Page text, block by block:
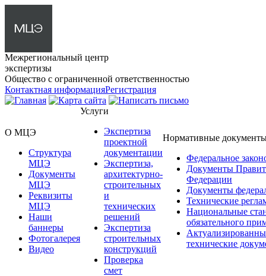
Межрегиональный центр
экспертизы
Общество с ограниченной ответственностью
Контактная информацияРегистрация
О МЦЭ
Структура
МЦЭ
Документы
МЦЭ
Реквизиты
МЦЭ
Наши
баннеры
Фотогалерея
Видео
Услуги
Экспертиза
проектной
документации
Экспертиза,
архитектурно-
строительных
и
технических
решений
Экспертиза
строительных
конструкций
Проверка
смет
Нормативные
Федеральное
Документы
Федерации
Документы
Технические
Национальные
обязательного
технические